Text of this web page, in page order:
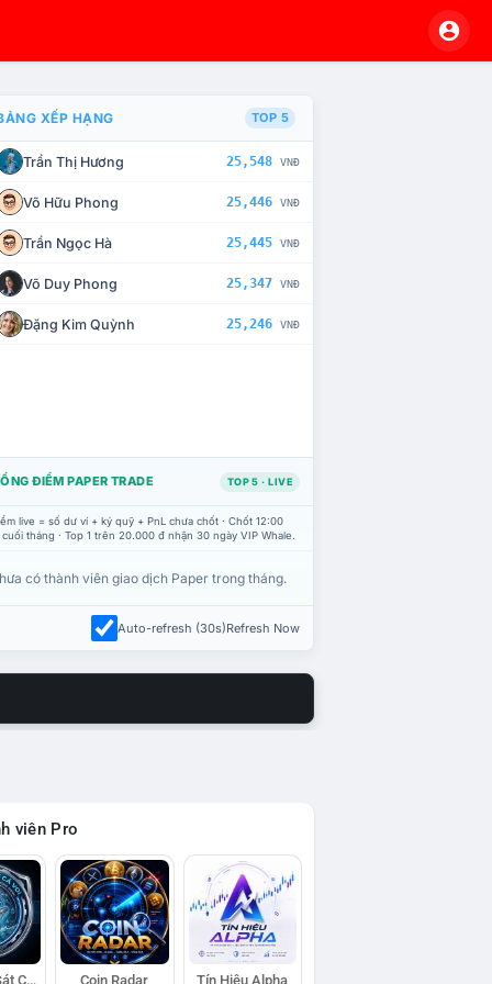
CHẾ TÀI XỬ LÝ VI PHẠM
XẾP HẠNG TOP 5
Trần Thị Hương 25,548 VNĐ
Võ Hữu Phong 25,446 VNĐ
Trần Ngọc Hà 25,445 VNĐ
Võ Duy Phong 25,347 VNĐ
Đặng Kim Quỳnh 25,246 VNĐ
ĐIỂM PAPER TRADE TOP 5 · LIVE
live = số dư ví + ký quỹ + PnL chưa chốt · Chốt 12:00
tháng · Top 1 trên 20.000 đ nhận 30 ngày VIP Whale.
có thành viên giao dịch Paper trong tháng.
Auto-refresh (30s)Refresh Now
viên Pro
Đội Trinh Sát Cá Voi Coin Radar Tín Hiệu Alpha